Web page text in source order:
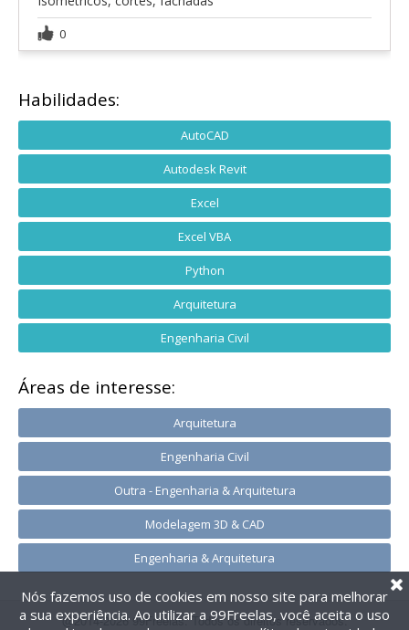
0
Habilidades:
AutoCAD
Autodesk Revit
Excel
Excel VBA
Python
Arquitetura
Engenharia Civil
Áreas de interesse:
Arquitetura
Engenharia Civil
Outra - Engenharia & Arquitetura
Modelagem 3D & CAD
Engenharia & Arquitetura
@2014-2026 99Freelas. Todos os direitos reservados.
Nós fazemos uso de cookies em nosso site para melhorar
a sua experiência. Ao utilizar a 99Freelas, você aceita o uso